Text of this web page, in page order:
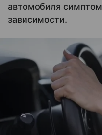
автомобиля
зависимости.